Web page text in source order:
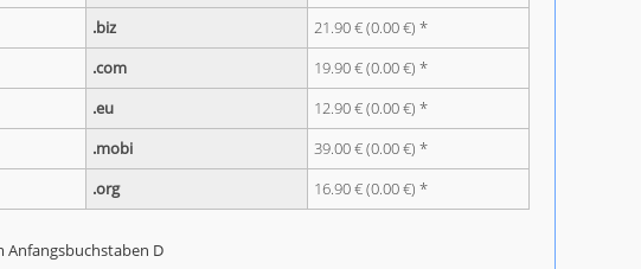
.biz
21.90 € (0.00 €) *
.com
19.90 € (0.00 €) *
.eu
12.90 € (0.00 €) *
.mobi
39.00 € (0.00 €) *
.org 16.90 € (0.00 €) *
Anfangsbuchstaben D